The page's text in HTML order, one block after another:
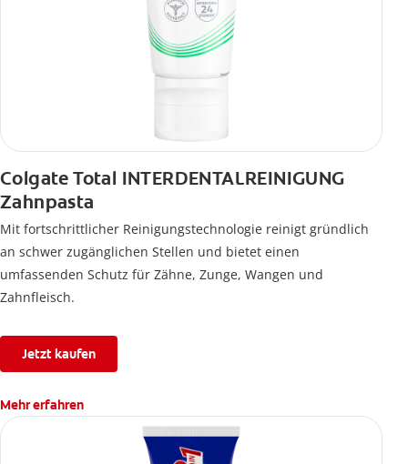
Colgate Total INTERDENTALREINIGUNG
Zahnpasta
Mit fortschrittlicher Reinigungstechnologie reinigt gründlich
an schwer zugänglichen Stellen und bietet einen
umfassenden Schutz für Zähne, Zunge, Wangen und
Zahnfleisch.
Jetzt kaufen
Mehr erfahren